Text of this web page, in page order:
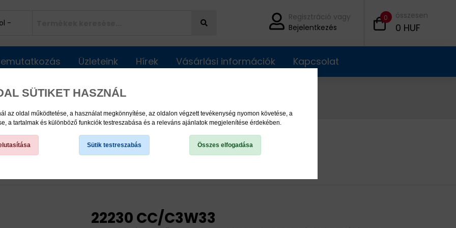
SÜTIKET HASZNÁL
az oldal működtetése, a használat megkönnyítése, az oldalon végzett tevékenység nyomon követése, a
a tartalmak és különböző funkciók testreszabása és a releváns ajánlatok megjelenítése érdekében.
Sütik testreszabás Összes elfogadása
Regisztráció vagy
Bejelentkezés
0 összesen
0 HUF
Üzleteink Hírek Vásárlási információk Kapcsolat
22230 CC/C3W33